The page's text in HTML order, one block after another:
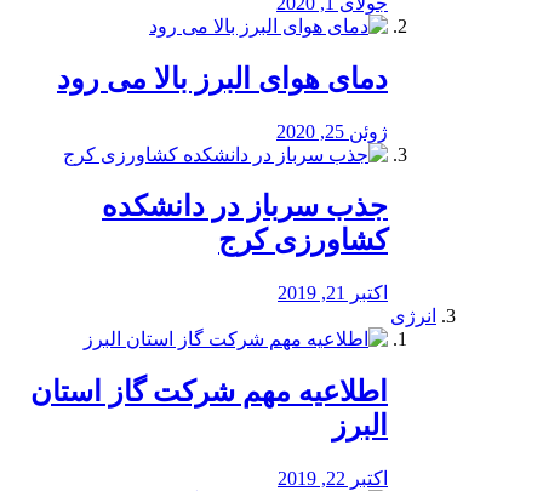
دمای هوای البرز بالا می رود
ژوئن 25, 2020
جذب سرباز در دانشکده
کشاورزی کرج
اکتبر 21, 2019
انرژی
️اطلاعیه مهم شرکت گاز استان
البرز
اکتبر 22, 2019